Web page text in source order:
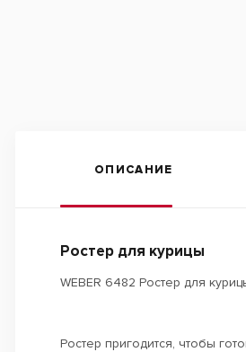
ОПИСАНИЕ
Ростер для курицы
WEBER 6482 Ростер для
Ростер пригодится, чтобы